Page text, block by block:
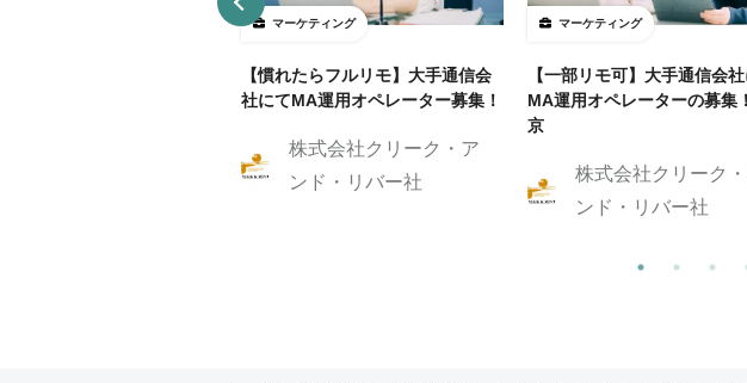
マーケティング
【慣れたらフルリモ】大手通信会
社にてMA運用オペレーター募集！
株式会社クリーク・ア
ンド・リバー社
マーケティング
【一部リモ可】大手通信会
MA運用オペレーターの募集
京
株式会社クリーク
ンド・リバー社